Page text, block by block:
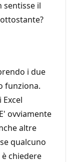
sentisse il
i due
funziona.
ovviamente
altre
qualcuno
chiedere